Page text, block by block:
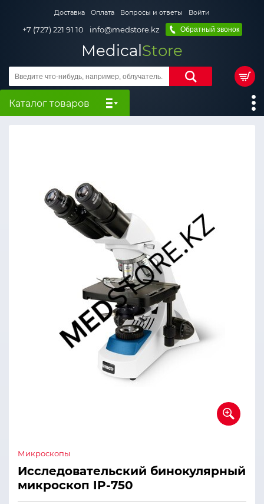
Доставка Оплата Вопросы и ответы Войти
+7 (727) 221 91 10 info@medstore.kz Обратный звонок
MedicalStore
Каталог товаров
Микроскопы
Исследовательский бинокулярный
микроскоп IP-750